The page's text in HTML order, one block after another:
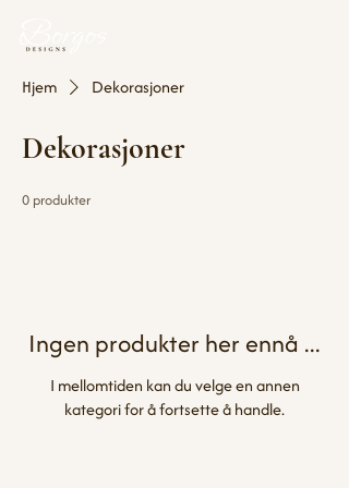
Hjem Dekorasjoner
Dekorasjoner
0 produkter
Ingen produkter her ennå ...
I mellomtiden kan du velge en annen
kategori for å fortsette å handle.